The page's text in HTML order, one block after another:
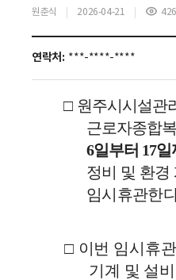
원춘식 2026-04-21
조
426
연락처: ***-****-****
□ 원주시시설관
근로자종합
6일부터 17일
정비 및 환경
임시휴관한
□ 이번 임시휴
기계 및 설